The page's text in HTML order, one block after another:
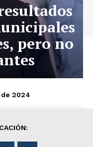
pero no
2024